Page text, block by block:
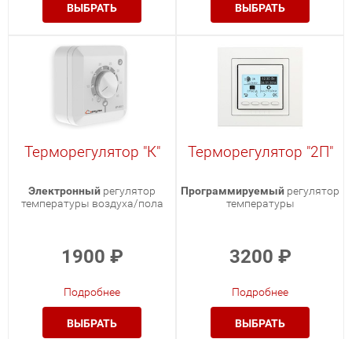
ВЫБРАТЬ ВЫБРАТЬ
Терморегулятор "К"
Электронный регулятор
температуры воздуха/пола
1900 ₽
Подробнее
ВЫБРАТЬ
Терморегулятор "2П"
Программируемый регулятор
температуры
3200 ₽
Подробнее
ВЫБРАТЬ